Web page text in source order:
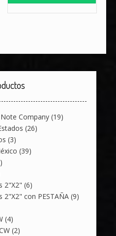
Company (19)
(26)
(3)
(39)
2"X2" (6)
con PESTAÑA (9)
(4)
(2)